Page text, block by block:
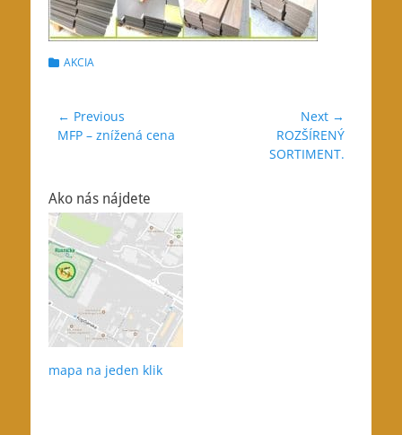
Categories
AKCIA
Navigácia
v
← Previous
Previous
MFP – znížená cena
Next →
ROZŠÍRENÝ
SORTIMENT.
Ako nás nájdete
mapa na jeden klik